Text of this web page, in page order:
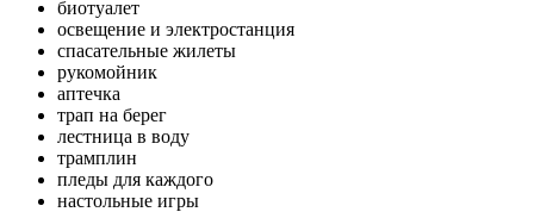
биотуалет
освещение и электростанция
спасательные жилеты
рукомойник
аптечка
трап на берег
лестница в воду
трамплин
пледы для каждого
настольные игры